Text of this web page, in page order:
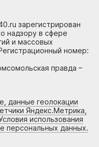
зарегистрирован
надзору в сфере
и массовых
номер:
правда –
данные геолокации
Яндекс.Метрика,
использования
персональных данных.